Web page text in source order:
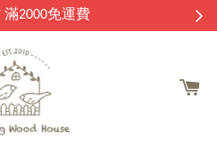
滿2000免運費